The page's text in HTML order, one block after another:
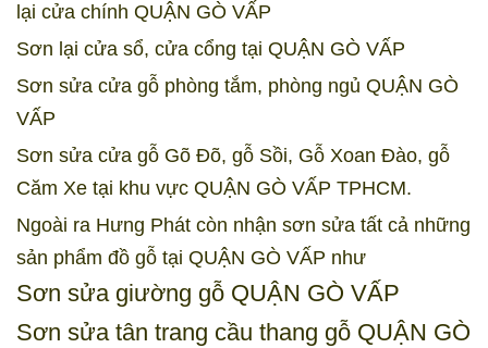
lại cửa chính QUẬN GÒ VẤP
Sơn lại cửa sổ, cửa cổng tại QUẬN GÒ VẤP
Sơn sửa cửa gỗ phòng tắm, phòng ngủ QUẬN GÒ
VẤP
Sơn sửa cửa gỗ Gõ Đõ, gỗ Sồi, Gỗ Xoan Đào, gỗ
Căm Xe tại khu vực QUẬN GÒ VẤP TPHCM.
Ngoài ra Hưng Phát còn nhận sơn sửa tất cả những
sản phẩm đồ gỗ tại QUẬN GÒ VẤP như
Sơn sửa giường gỗ QUẬN GÒ VẤP
Sơn sửa tân trang cầu thang gỗ QUẬN GÒ